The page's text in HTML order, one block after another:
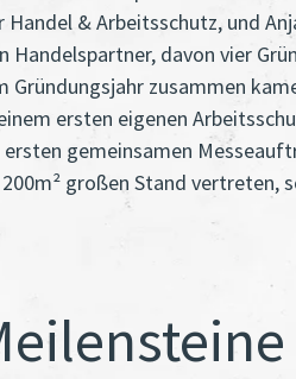
Handel & Arbeitsschutz, und
Handelspartner, davon vier
zusammen
ersten eigenen
gemeinsamen
großen Stand vertreten,